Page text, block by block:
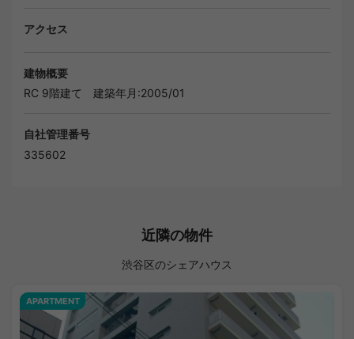
アクセス
建物概要
RC 9階建て
建築年月:2005/01
自社管理番号
335602
近隣の物件
渋谷区のシェアハウス
APARTMENT